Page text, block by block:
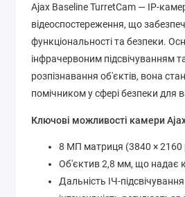
Ajax Baseline TurretCam — IP-
відеоспостереження, що
функціональності та безпеки.
інфрачервоним підсвічуванням
розпізнавання об'єктів, вона
помічником у сфері безпеки для
Ключові можливості камери
8 МП матриця (3840 × 2160
Об'єктив 2,8 мм, що надає
Дальність ІЧ-